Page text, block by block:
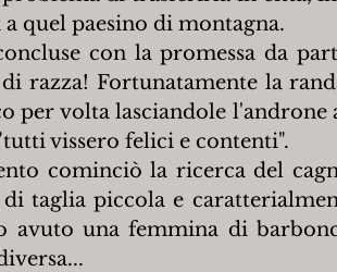
quel paesino di montagna.
con la promessa da
razza! Fortunatamente la
per volta lasciandole
vissero felici e contenti".
cominciò la ricerca del
di taglia piccola e
avuto una femmina di